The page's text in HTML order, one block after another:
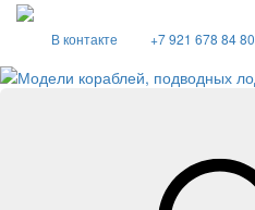
В контакте +7 921 678 84 80